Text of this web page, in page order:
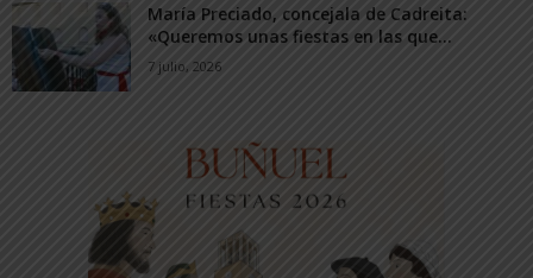
María Preciado, concejala de Cadreita:
«Queremos unas fiestas en las que...
7 julio, 2026